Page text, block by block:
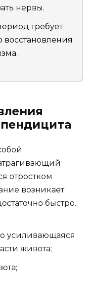
нервы.
требует
отростком
возникает
быстро.
усиливающаяся
живота;